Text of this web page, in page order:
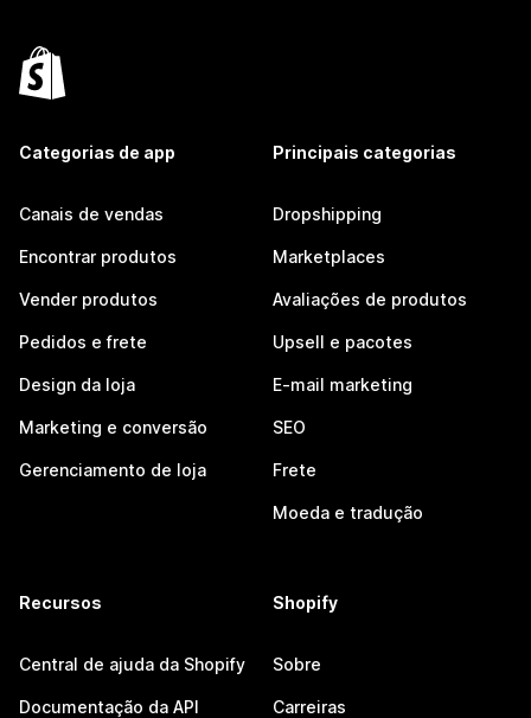
Categorias de app
Canais de vendas
Encontrar produtos
Vender produtos
Pedidos e frete
Design da loja
Marketing e conversão
Gerenciamento de loja
Principais categorias
Dropshipping
Marketplaces
Avaliações de produtos
Upsell e pacotes
E-mail marketing
SEO
Frete
Moeda e tradução
Recursos
Central de ajuda da Shopify
Documentação da API
Shopify
Sobre
Carreiras